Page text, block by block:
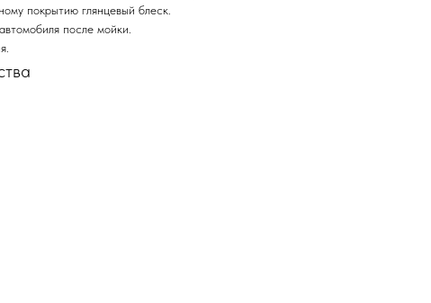
покрытию глянцевый блеск.
после мойки.